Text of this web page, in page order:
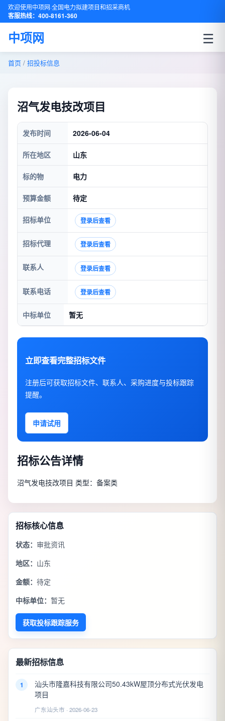
欢迎使用中项网·全国电力拟建项目和招采商机
客服热线：400-8161-360
中项网 ☰
首页 / 招投标信息
沼气发电技改项目
发布时间 2026-06-04
所在地区 山东
标的物 电力
预算金额 待定
招标单位 登录后查看
招标代理 登录后查看
联系人 登录后查看
联系电话 登录后查看
中标单位 暂无
立即查看完整招标文件
注册后可获取招标文件、联系人、采购进度与投标跟踪
提醒。
申请试用
招标公告详情
沼气发电技改项目 类型：备案类
招标核心信息
状态： 审批资讯
地区： 山东
金额： 待定
中标单位： 暂无
获取投标跟踪服务
最新招标信息
1
汕头市隆嘉科技有限公司50.43kW屋顶分布式光伏发电
项目
广东汕头市 · 2026-06-23